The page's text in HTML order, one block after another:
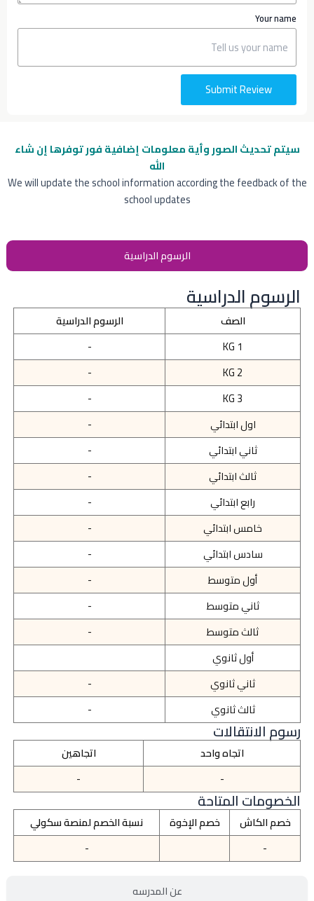
سيتم تحديث الصور وأية معلومات إضافيةفور توفرها إن شاء
الله
We will update the school information according the feedback of the
school updates
الرسوم الدراسية
عن المدرسه
الرسوم الدراسية
الصف
الرسوم الدراسية
KG 1
-
KG 2
-
KG 3
-
اول ابتدائي
-
ثاني ابتدائي
-
ثالث ابتدائي
-
رابع ابتدائي
-
خامس ابتدائي
-
سادس ابتدائي
-
أول متوسط
-
ثاني متوسط
-
ثالث متوسط
-
أول ثانوي
ثاني ثانوي
-
ثالث ثانوي
-
رسوم الانتقالات
اتجاه واحد
اتجاهين
-
-
الخصومات المتاحة
خصم الكاش خصم الإخوة
نسبة الخصم لمنصة سكولي
-
-
Your name
Submit Review